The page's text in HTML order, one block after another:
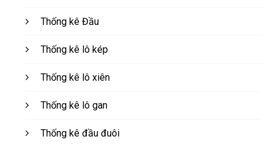
Thống kê Đầu
Thống kê lô kép
Thống kê lô xiên
Thống kê lô gan
Thống kê đầu đuôi